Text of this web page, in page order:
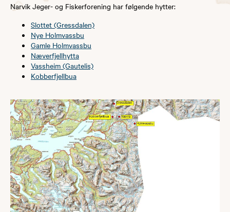
​Narvik Jeger- og Fiskerforening har følgende hytter:
Slottet (Gressdalen)
Nye Holmvassbu
Gamle Holmvassbu
Næverfjellhytta
Vassheim (Gautelis)
Kobberfjellbua